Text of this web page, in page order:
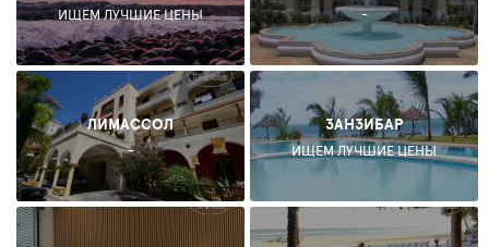
ИЩЕМ ЛУЧШИЕ ЦЕНЫ -
ЛИМАССОЛ
-
ЗАНЗИБАР
ИЩЕМ ЛУЧШИЕ ЦЕНЫ